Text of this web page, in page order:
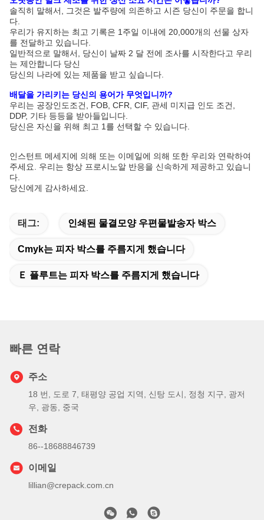
솔직히 말해서, 그것은 발주량에 의존하고 시즌 당신이 주문을 합니
다.
우리가 유지하는 최고 기록은 1주일 이내에 20,000개의 선물 상자
를 전달하고 있습니다.
일반적으로 말해서, 당신이 날짜 2 달 전에 조사를 시작한다고 우리
는 제안합니다 당신
당신의 나라에 있는 제품을 받고 싶습니다.
배달을 가리키는 당신의 용어가 무엇입니까?
우리는 공장인도조건, FOB, CFR, CIF, 관세 미지급 인도 조건,
DDP, 기타 등등을 받아들입니다.
당신은 자신을 위해 최고 1를 선택할 수 있습니다.
인스턴트 메세지에 의해 또는 이메일에 의해 또한 우리와 연락하여
주세요. 우리는 항상 프로시노알 반응을 신속하게 제공하고 있습니
다.
당신에게 감사하세요.
태그: 인쇄된 물결모양 우편물발송자 박스
Cmyk는 피자 박스를 주름지게 했습니다
Ｅ 플루트는 피자 박스를 주름지게 했습니다
빠른 연락
주소
18 번, 도로 7, 태평양 공업 지역, 신탕 도시, 정청 지구, 광저
우, 광동, 중국
전화
86--18688846739
이메일
lillian@crepack.com.cn